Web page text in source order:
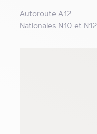
Autoroute A12
Nationales N10 et N12